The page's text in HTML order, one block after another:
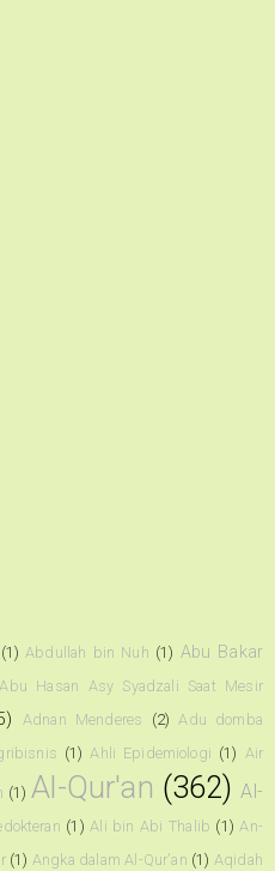
(1) Abdullah bin Nuh (1) Abu Bakar
Abu Hasan Asy Syadzali Saat Mesir
Adnan Menderes (2) Adu domba
(1) Ahli Epidemiologi (1) Air
(1) Al-Qur'an (362) Al-
(1) Ali bin Abi Thalib (1) An-
(1) Angka dalam Al-Qur'an (1) Aqidah